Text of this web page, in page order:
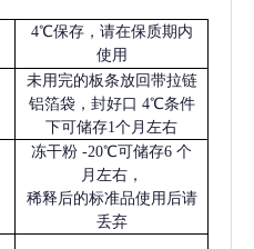
4℃保存，请在保质期内
使用
未用完的板条放回带拉链
铝箔袋，封好口 4℃条件
下可储存1个月左右
冻干粉 -20℃可储存6 个
月左右，
稀释后的标准品使用后请
丢弃